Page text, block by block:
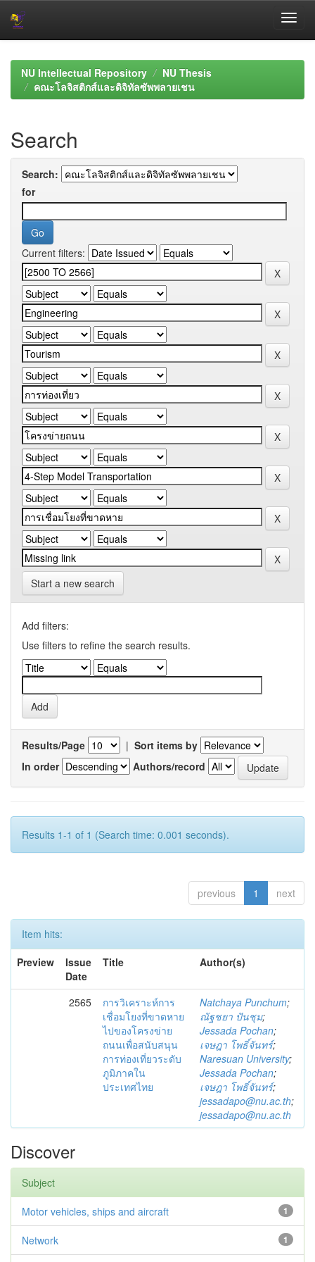
navigationNU Intellectual Repository
NU Thesis
คณะโลจิสติกส์และดิจิทัลซัพพลายเชน
Search
Search:
for
Current filters:
Start a new search
Add filters:
Use filters to refine the search results.
Results/Page | Sort items by
In order
Authors/record
Results 1-1 of 1 (Search time: 0.001 seconds).
previous 1 next
Item hits:
Preview
Issue
Date
Title Author(s)
2565
การวิเคราะห์การ
เชื่อมโยงที่ขาดหาย
ไปของโครงข่าย
ถนนเพื่อสนับสนุน
การท่องเที่ยวระดับ
ภูมิภาคใน
ประเทศไทย
Natchaya Punchum;
ณัฐชยา ปันชุม;
Jessada Pochan;
เจษฎา โพธิ์จันทร์;
Naresuan University;
Jessada Pochan;
เจษฎา โพธิ์จันทร์;
jessadapo@nu.ac.th;
jessadapo@nu.ac.th
Discover
Subject
1
Motor vehicles, ships and aircraft
1
Network